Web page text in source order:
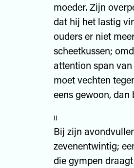
moeder. Zijn
dat hij het lastig
ouders er niet
scheetkussen;
attention span
moet vechten
eens gewoon, dan
ii
Bij zijn
zevenentwintig;
die gympen